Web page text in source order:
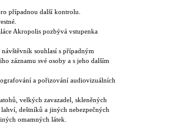
případnou další kontrolu.
Akropolis pozbývá vstupenka
souhlasí s případným
záznamu své osoby a s jeho dalším
a pořizování audiovizuálních
velkých zavazadel, skleněných
deštníků a jiných nebezpečných
omamných látek.